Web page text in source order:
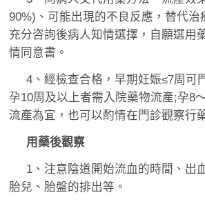
90%)、可能出現的不良反應，替代治
充分咨詢後病人知情選擇，自願選用
情同意書。
4、經檢查合格，早期妊娠≤7周可
孕10周及以上者需入院藥物流產;孕8
流產為宜，也可以酌情在門診觀察行
用藥後觀察
1、注意陰道開始流血的時間、出
胎兒、胎盤的排出等。